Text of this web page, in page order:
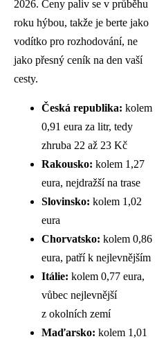
2026. Ceny paliv se v průběhu
roku hýbou, takže je berte jako
vodítko pro rozhodování, ne
jako přesný ceník na den vaší
cesty.
Česká republika: kolem
0,91 eura za litr, tedy
zhruba 22 až 23 Kč
Rakousko: kolem 1,27
eura, nejdražší na trase
Slovinsko: kolem 1,02
eura
Chorvatsko: kolem 0,86
eura, patří k nejlevnějším
Itálie: kolem 0,77 eura,
vůbec nejlevnější
z okolních zemí
Maďarsko: kolem 1,01